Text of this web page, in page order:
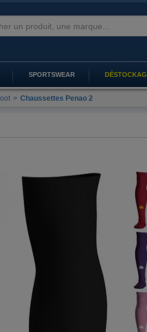
SPORTSWEAR
> Chaussettes Penao 2